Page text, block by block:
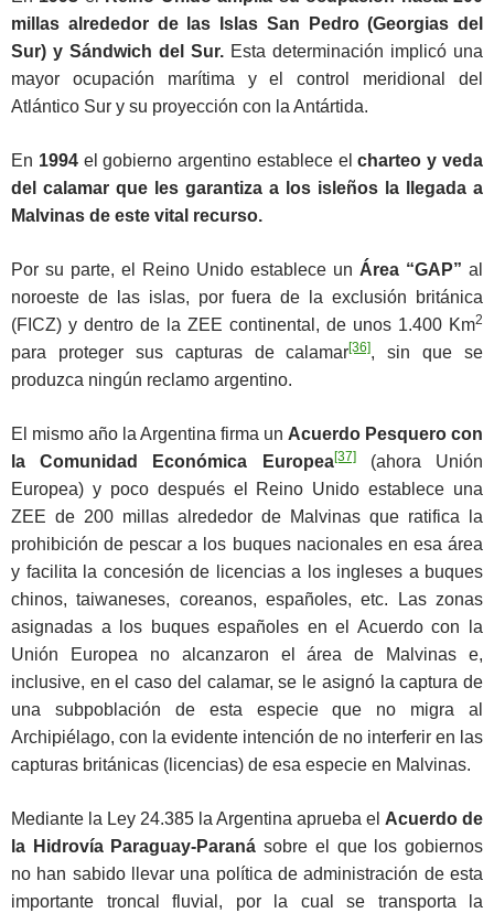
millas alrededor de las Islas San Pedro (Georgias del
Sur) y Sándwich del Sur. Esta determinación implicó una
mayor ocupación marítima y el control meridional del
Atlántico Sur y su proyección con la Antártida.
En 1994el gobierno argentino establece elcharteo y veda
del calamar que les garantiza a los isleños la llegada a
Malvinas de este vital recurso.
Por su parte, el Reino Unido establece un Área “GAP” al
noroeste de las islas, por fuera de la exclusión británica
(FICZ) y dentro de la ZEE continental, de unos 1.400 Km2
para proteger sus capturas de calamar[36], sin que se
produzca ningún reclamo argentino.
El mismo año la Argentina firma un Acuerdo Pesquero con
la Comunidad Económica Europea[37](ahora Unión
Europea) y poco después el Reino Unido establece una
ZEE de 200 millas alrededor de Malvinas que ratifica la
prohibición de pescar a los buques nacionales en esa área
y facilita la concesión de licencias a los ingleses a buques
chinos, taiwaneses, coreanos, españoles, etc. Las zonas
asignadas a los buques españoles en el Acuerdo con la
Unión Europea no alcanzaron el área de Malvinas e,
inclusive, en el caso del calamar, se le asignó la captura de
una subpoblación de esta especie que no migra al
Archipiélago, con la evidente intención de no interferir en las
capturas británicas (licencias) de esa especie en Malvinas.
Mediante la Ley 24.385 la Argentina aprueba el Acuerdo de
la Hidrovía Paraguay-Paraná sobre el que los gobiernos
no han sabido llevar una política de administración de esta
importante troncal fluvial, por la cual se transporta la